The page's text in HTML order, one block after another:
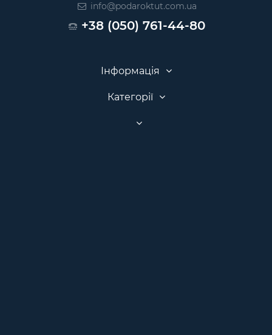
info@podaroktut.com.ua
+38 (050) 761-44-80
Інформація
Категорії